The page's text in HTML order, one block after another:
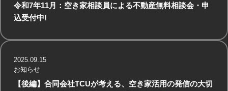
令和7年11月：空き家相談員による不動産無料相談会・申
込受付中!
【後編】合同会社TCUが考える、空き家活用の発信の大切
2025.09.15
お知らせ